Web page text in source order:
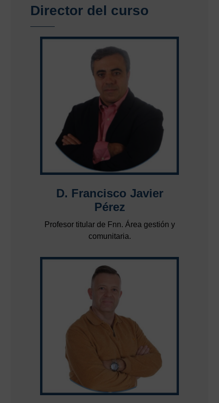
Director del curso
D. Francisco Javier
Pérez
Profesor titular de Fnn. Área gestión y
comunitaria.